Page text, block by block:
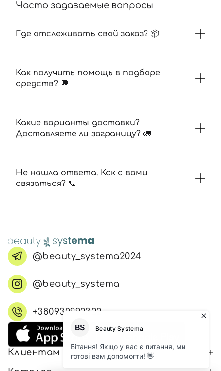
Часто задаваемые вопросы
Где отслеживать свой заказ? 📦
Как получить помощь в подборе
средств? 💬
Какие варианты доставки?
Доставляете ли заграницу? 🚛
Не нашла ответа. Как с вами
связаться? 📞
@beauty_systema2024
@beauty_systema
+380930992322
Клиентам